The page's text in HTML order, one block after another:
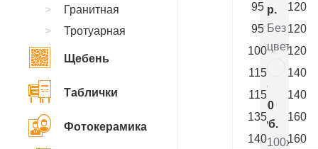
95
120
95
120
100
120
115
140
115
140
135
160
140
160
р.
Без
цветника
10
200
руб.
100x90x5
Гранитная
Тротуарная
Щебень
Таблички
Фотокерамика